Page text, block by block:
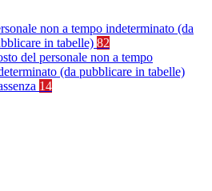
non a tempo indeterminato (da
in tabelle) 82
del personale non a tempo
(da pubblicare in tabelle)
14